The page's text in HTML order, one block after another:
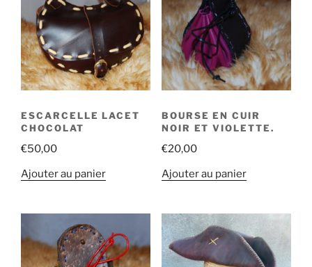
ESCARCELLE LACET
CHOCOLAT
€50,00
Ajouter au panier
BOURSE EN CUIR
NOIR ET VIOLETTE.
€20,00
Ajouter au panier